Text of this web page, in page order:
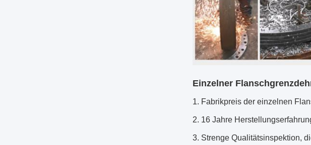
Einzelner
1. Fabrikpreis der einzelnen
2. 16 Jahre
3. Strenge Qualitätsinspektion,